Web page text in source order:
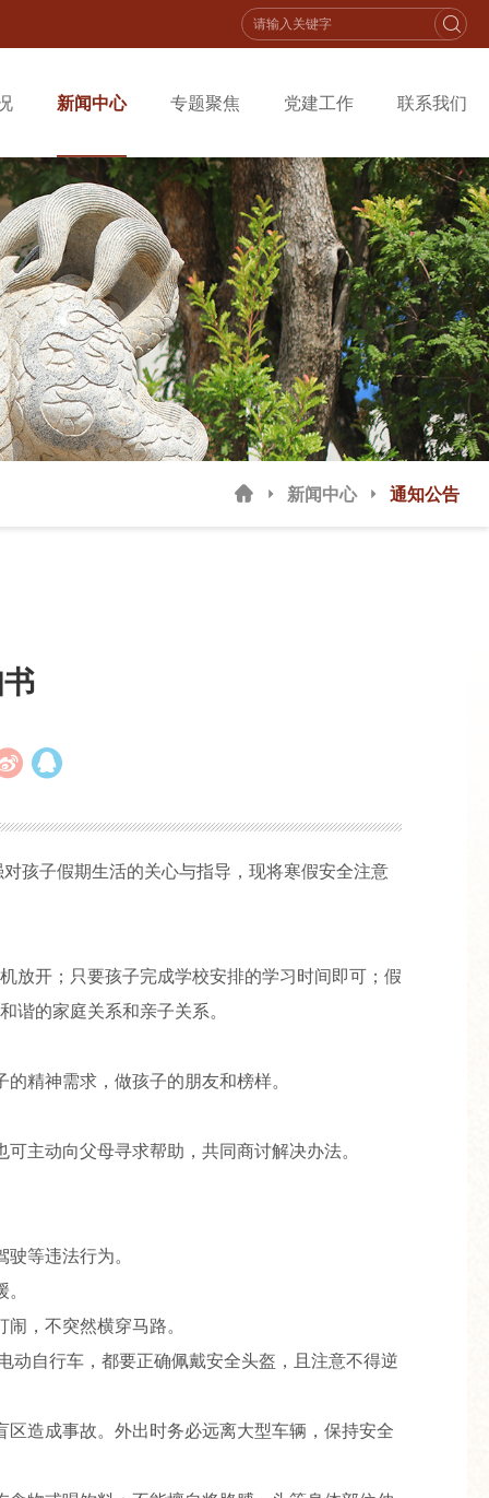
新闻中心 专题聚焦 党建工作 联系我们
新闻中心 通知公告
孩子假期生活的关心与指导，现将寒假安全注意
放开；只要孩子完成学校安排的学习时间即可；假
的家庭关系和亲子关系。
精神需求，做孩子的朋友和榜样。
主动向父母寻求帮助，共同商讨解决办法。
等违法行为。
，不突然横穿马路。
自行车，都要正确佩戴安全头盔，且注意不得逆
造成事故。外出时务必远离大型车辆，保持安全